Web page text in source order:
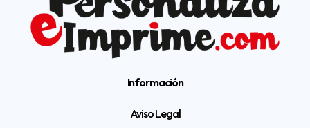
Información
Aviso Legal